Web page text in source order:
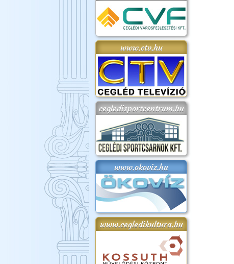
www.ctv.hu
cegledisportcentrum.hu
www.okoviz.hu
www.cegledikultura.hu